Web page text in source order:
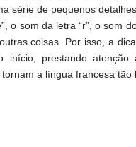
série de pequenos
o som da letra “r”, o som
coisas. Por isso, a
início, prestando
a língua francesa tão